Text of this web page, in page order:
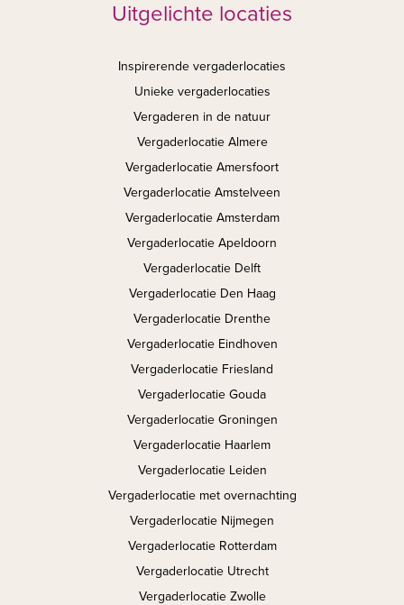
Uitgelichte locaties
Inspirerende vergaderlocaties
Unieke vergaderlocaties
Vergaderen in de natuur
Vergaderlocatie Almere
Vergaderlocatie Amersfoort
Vergaderlocatie Amstelveen
Vergaderlocatie Amsterdam
Vergaderlocatie Apeldoorn
Vergaderlocatie Delft
Vergaderlocatie Den Haag
Vergaderlocatie Drenthe
Vergaderlocatie Eindhoven
Vergaderlocatie Friesland
Vergaderlocatie Gouda
Vergaderlocatie Groningen
Vergaderlocatie Haarlem
Vergaderlocatie Leiden
Vergaderlocatie met overnachting
Vergaderlocatie Nijmegen
Vergaderlocatie Rotterdam
Vergaderlocatie Utrecht
Vergaderlocatie Zwolle